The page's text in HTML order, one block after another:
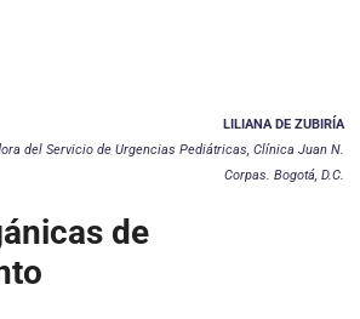
LILIANA DE ZUBIRÍA
del Servicio de Urgencias Pediátricas, Clínica Juan N.
Corpas. Bogotá, D.C.
de